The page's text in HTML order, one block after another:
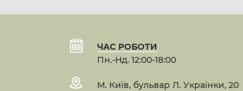
ЧАС РОБОТИ
Пн.-Нд. 12:00-18:00
М. Київ, бульвар Л. Українки, 20